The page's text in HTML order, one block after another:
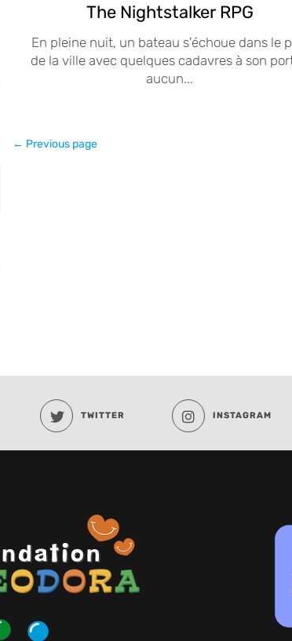
The Nightstalker RPG
En pleine nuit, un bateau s'échoue dans le
de la ville avec quelques cadavres à son
aucun...
← Previous page
TWITTER INSTAGRAM